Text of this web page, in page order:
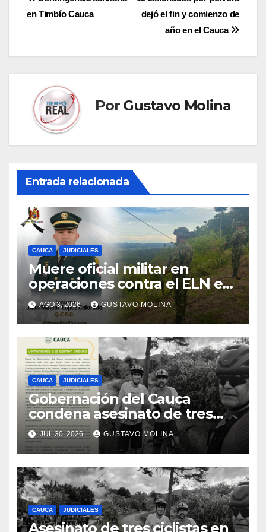
entradas
dejó el fin y comienzo de
año en el Cauca
en Timbío Cauca
Por Gustavo Molina
Entrada relacionada
CAUCA JUDICIALES
Muere oficial militar en
operaciones contra el ELN en
el sur del Cauca
AGO 3, 2026 GUSTAVO MOLINA
CAUCA JUDICIALES
Gobernación del Cauca
condena asesinato de tres
ciudadanos y exige medidas
urgentes al Gobierno
Nacional
JUL 30, 2026 GUSTAVO MOLINA
CAUCA JUDICIALES
Asesinato de tres ciclistas en